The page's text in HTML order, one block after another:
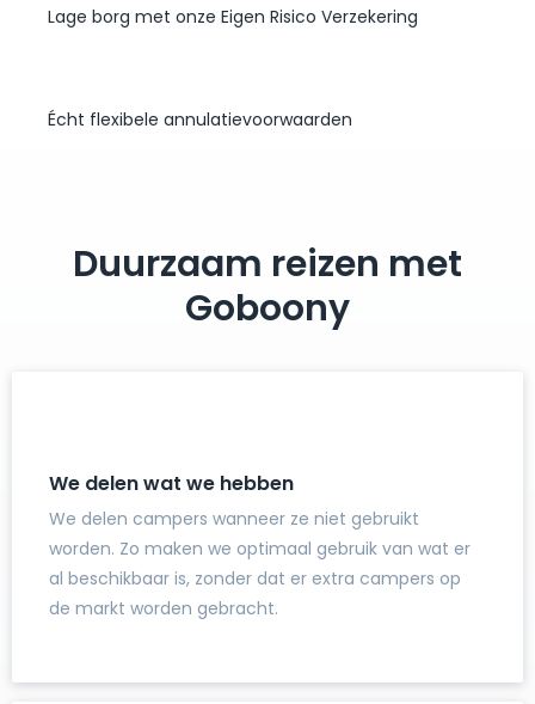
Lage borg met onze Eigen Risico Verzekering
Écht flexibele annulatievoorwaarden
Duurzaam reizen met
Goboony
We delen wat we hebben
We delen campers wanneer ze niet gebruikt
worden. Zo maken we optimaal gebruik van wat er
al beschikbaar is, zonder dat er extra campers op
de markt worden gebracht.